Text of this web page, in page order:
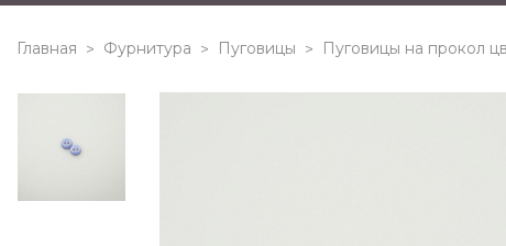
Главная > Фурнитура > Пуговицы > Пуговицы на прокол